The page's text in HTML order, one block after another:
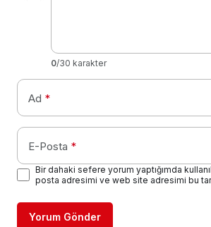
0/30 karakter
Ad *
E-Posta *
Bir dahaki sefere yorum yaptığımda
posta adresimi ve web site adresimi bu
Yorum Gönder